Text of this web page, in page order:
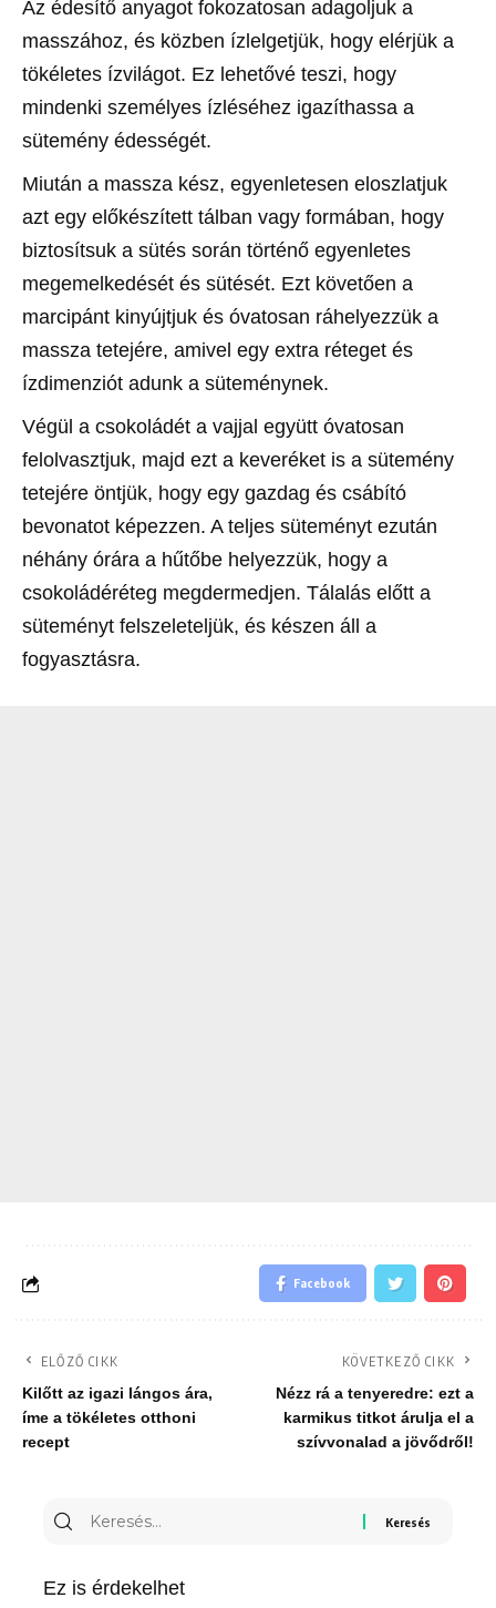
Az édesítő anyagot fokozatosan adagoljuk a
masszához, és közben ízlelgetjük, hogy elérjük a
tökéletes ízvilágot. Ez lehetővé teszi, hogy
mindenki személyes ízléséhez igazíthassa a
sütemény édességét.
Miután a massza kész, egyenletesen eloszlatjuk
azt egy előkészített tálban vagy formában, hogy
biztosítsuk a sütés során történő egyenletes
megemelkedését és sütését. Ezt követően a
marcipánt kinyújtjuk és óvatosan ráhelyezzük a
massza tetejére, amivel egy extra réteget és
ízdimenziót adunk a süteménynek.
Végül a csokoládét a vajjal együtt óvatosan
felolvasztjuk, majd ezt a keveréket is a sütemény
tetejére öntjük, hogy egy gazdag és csábító
bevonatot képezzen. A teljes süteményt ezután
néhány órára a hűtőbe helyezzük, hogy a
csokoládéréteg megdermedjen. Tálalás előtt a
süteményt felszeleteljük, és készen áll a
fogyasztásra.
Facebook
ELŐZŐ CIKK
Kilőtt az igazi lángos ára,
íme a tökéletes otthoni
recept
KÖVETKEZŐ CIKK
Nézz rá a tenyeredre: ezt a
karmikus titkot árulja el a
szívvonalad a jövődről!
Keresés
Ez is érdekelhet